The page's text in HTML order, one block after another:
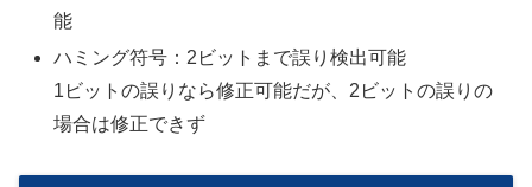
能
ハミング符号：2ビットまで誤り検出可能
1ビットの誤りなら修正可能だが、2ビットの誤りの
場合は修正できず